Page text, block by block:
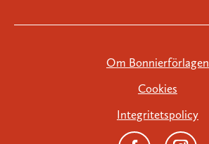
Om Bonnierförlagen
Cookies
Integritetspolicy